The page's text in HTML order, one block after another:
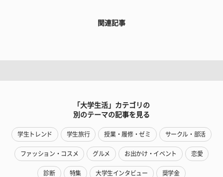
関連記事
「大学生活」カテゴリの
別のテーマの記事を見る
学生トレンド 学生旅行 授業・履修・ゼミ サークル・部活
ファッション・コスメ グルメ お出かけ・イベント 恋愛
診断 特集 大学生インタビュー 奨学金